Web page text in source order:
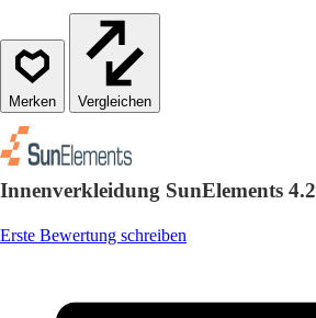
Vergleichen
Innenverkleidung SunElements 4.2
Erste Bewertung schreiben